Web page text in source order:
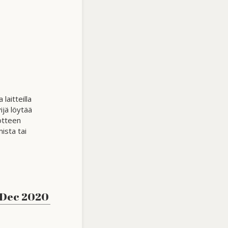
laitteilla
löytää
tai
2020